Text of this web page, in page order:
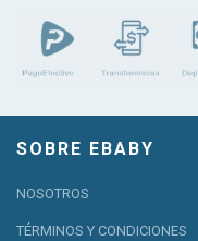
SOBRE EBABY
NOSOTROS
TÉRMINOS Y CONDICIONES